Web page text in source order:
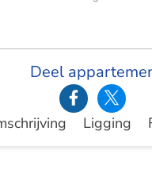
Deel
Ligging